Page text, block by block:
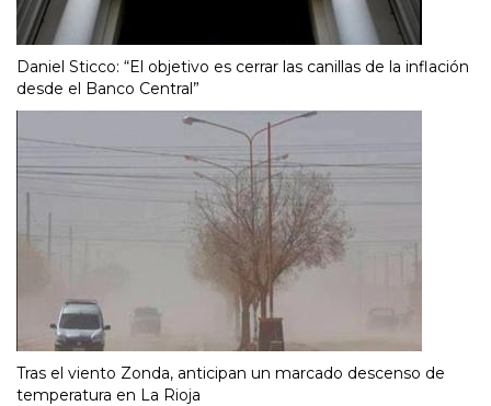
Daniel Sticco: “El objetivo es cerrar las canillas de la inflación
desde el Banco Central”
Tras el viento Zonda, anticipan un marcado descenso de
temperatura en La Rioja